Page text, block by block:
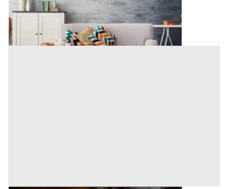
Vigonza (Padova)
Codice asta:
9c970707